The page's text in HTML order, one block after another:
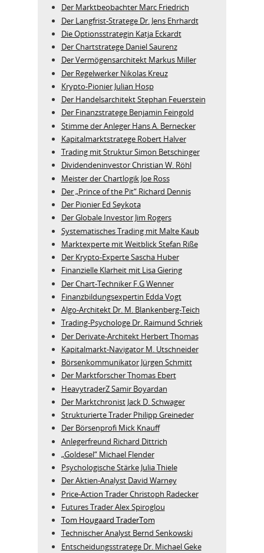
Der Marktbeobachter Marc Friedrich
Der Langfrist-Stratege Dr. Jens Ehrhardt
Die Optionsstrategin Katja Eckardt
Der Chartstratege Daniel Saurenz
Der Vermögensarchitekt Markus Miller
Der Regelwerker Nikolas Kreuz
Krypto-Pionier Julian Hosp
Der Handelsarchitekt Stephan Feuerstein
Der Finanzstratege Benjamin Feingold
Stimme der Anleger Hans A. Bernecker
Kapitalmarktstratege Robert Halver
Trading mit Struktur Simon Betschinger
Dividendeninvestor Christian W. Röhl
Meister der Chartlogik Joe Ross
Der „Prince of the Pit“ Richard Dennis
Der Pionier Ed Seykota
Der Globale Investor Jim Rogers
Systematisches Trading mit Malte Kaub
Marktexperte mit Weitblick Stefan Riße
Der Krypto-Experte Sascha Huber
Finanzielle Klarheit mit Lisa Giering
Der Chart-Techniker F.G Wenner
Finanzbildungsexpertin Edda Vogt
Algo‑Architekt Dr. M. Blankenberg‑Teich
Trading-Psychologe Dr. Raimund Schriek
Der Derivate‑Architekt Herbert Thomas
Kapitalmarkt-Navigator M. Utschneider
Börsenkommunikator Jürgen Schmitt
Der Marktforscher Thomas Ebert
HeavytraderZ Samir Boyardan
Der Marktchronist Jack D. Schwager
Strukturierte Trader Philipp Greineder
Der Börsenprofi Mick Knauff
Anlegerfreund Richard Dittrich
„Goldesel“ Michael Flender
Psychologische Stärke Julia Thiele
Der Aktien-Analyst David Warney
Price-Action Trader Christoph Radecker
Futures Trader Alex Spiroglou
Tom Hougaard TraderTom
Technischer Analyst Bernd Senkowski
Entscheidungsstratege Dr. Michael Geke